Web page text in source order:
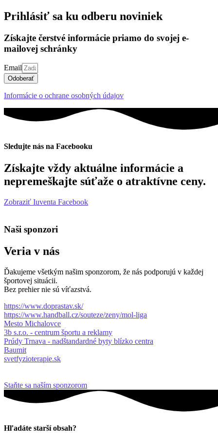
Prihlásiť sa ku odberu noviniek
Získajte čerstvé informácie priamo do svojej e-
mailovej schránky
Email
Odoberať
Informácie o ochrane osobných údajov
Sledujte nás na Facebooku
Získajte vždy aktuálne informácie a
nepremeškajte súťaže o atraktívne ceny.
Zobraziť Iuventa Facebook
Naši sponzori
Veria v nás
Ďakujeme všetkým našim sponzorom, že nás podporujú v každej
športovej situácii.
Bez prehier nie sú víťazstvá.
https://www.doprastav.sk/
https://www.handball.cz/souteze/zeny/mol-liga
Mesto Michalovce
3b s.r.o. - centrum športu a reklamy
Prúdy Trnava - nadštandardné byty blízko centra
Baumit
svetfyzioterapie.sk
Staňte sa naším sponzorom
Hľadáte starší obsah?